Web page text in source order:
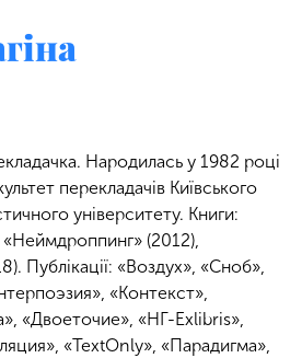
Народилась у 1982 році
перекладачів Київського
університету. Книги:
(2012),
Публікації: «Воздух», «Сноб»,
«Контекст»,
«Двоеточие», «НГ-Exlibris»,
«TextOnly», «Парадигма»,